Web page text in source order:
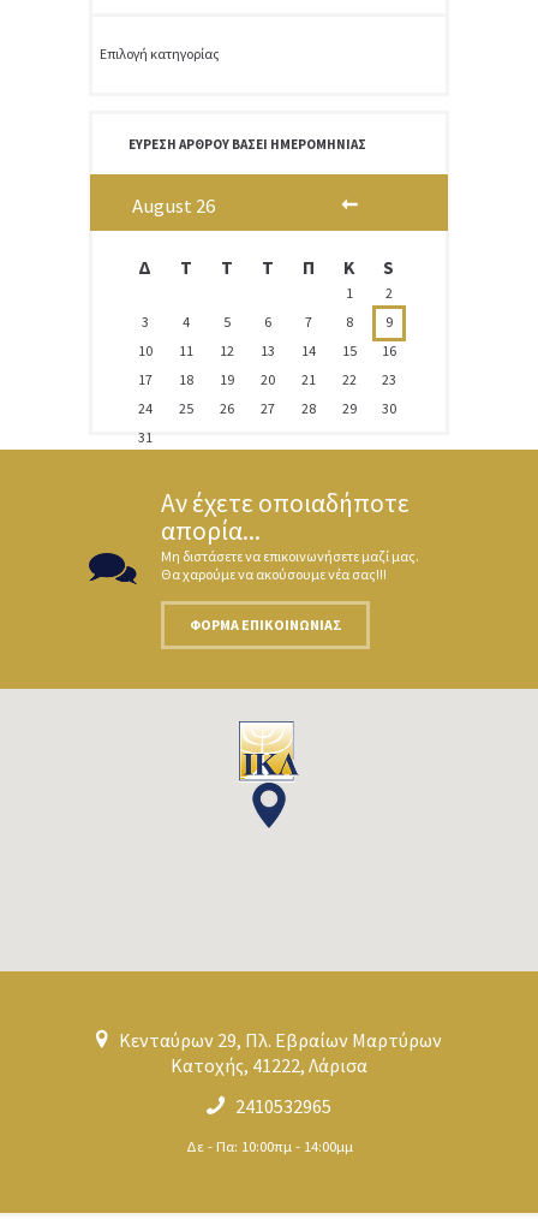
Κατηγορίες
ΕΎΡΕΣΗ ΆΡΘΡΟΥ ΒΆΣΕΙ ΗΜΕΡΟΜΗΝΊΑΣ
August 26
Δ T Τ Τ Π Κ S
1
2
3
4 5 6 7 8
9
10
11 12 13 14 15
16
17
18 19 20 21 22
23
24
25 26 27 28 29
30
31
Αν έχετε οποιαδήποτε
απορία...
Μη διστάσετε να επικοινωνήσετε μαζί μας.
Θα χαρούμε να ακούσουμε νέα σας!!!
ΦΌΡΜΑ ΕΠΙΚΟΙΝΩΝΊΑΣ
Κενταύρων 29, Πλ. Εβραίων Μαρτύρων
Κατοχής, 41222, Λάρισα
2410532965
Δε - Πα: 10:00πμ - 14:00μμ